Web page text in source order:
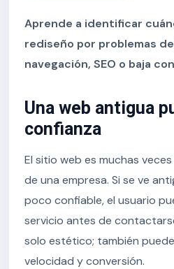
Aprende a identificar
rediseño por problemas
navegación, SEO o baja
Una web antigua
confianza
El sitio web es muchas
de una empresa. Si se ve
poco confiable, el usuario
servicio antes de
solo estético; también
velocidad y conversión.